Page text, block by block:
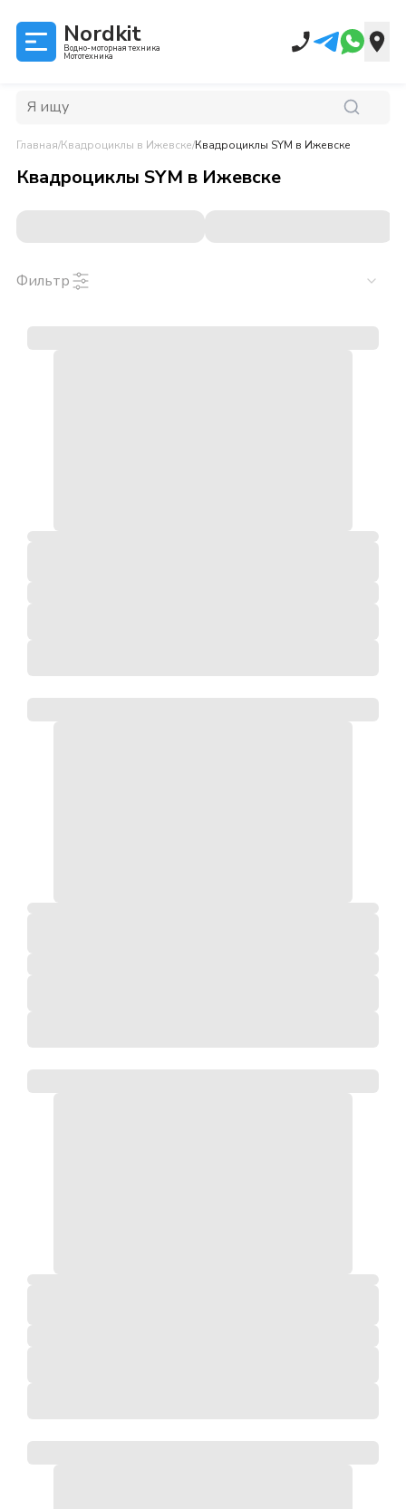
Nordkit
Водно-моторная техника
Мототехника
Главная/Квадроциклы в Ижевске/Квадроциклы SYM в Ижевске
Квадроциклы SYM в Ижевске
Фильтр